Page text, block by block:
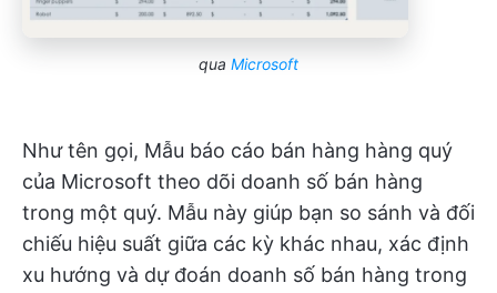
qua Microsoft
Như tên gọi, Mẫu báo cáo bán hàng hàng quý
của Microsoft theo dõi doanh số bán hàng
trong một quý. Mẫu này giúp bạn so sánh và đối
chiếu hiệu suất giữa các kỳ khác nhau, xác định
xu hướng và dự đoán doanh số bán hàng trong